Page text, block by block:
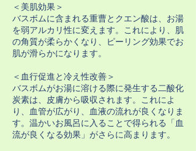
＜美肌効果＞
バスボムに含まれる重曹とクエン酸は、お湯
を弱アルカリ性に変えます。これにより、肌
の角質が柔らかくなり、ピーリング効果でお
肌が滑らかになります。
＜血行促進と冷え性改善＞
バスボムがお湯に溶ける際に発生する二酸化
炭素は、皮膚から吸収されます。これによ
り、血管が広がり、血液の流れが良くなりま
す。温かいお風呂に入ることで得られる「血
流が良くなる効果」がさらに高まります。